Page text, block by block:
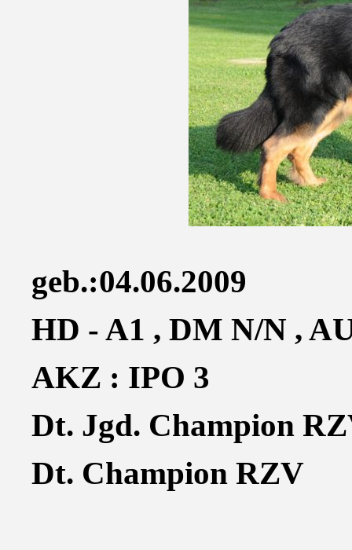
geb.:04.06.2009
HD - A1 , DM N/N ,
AKZ : IPO 3
Dt. Jgd. Champion
Dt. Champion RZV